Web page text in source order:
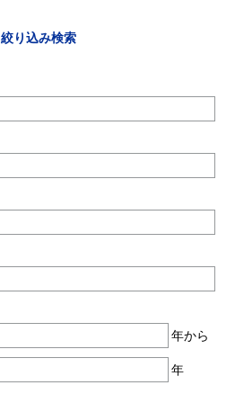
絞り込み検索
年から
年